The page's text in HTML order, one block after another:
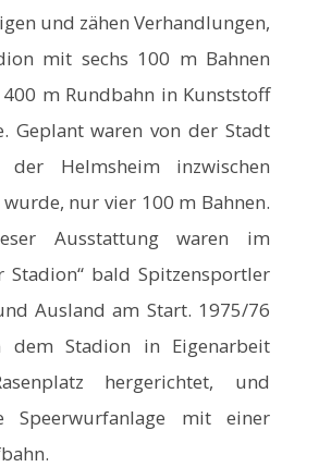
und zähen Verhandlungen,
mit sechs 100 m Bahnen
m Rundbahn in Kunststoff
Geplant waren von der Stadt
der Helmsheim inzwischen
nur vier 100 m Bahnen.
Ausstattung waren im
Stadion“ bald Spitzensportler
Ausland am Start. 1975/76
dem Stadion in Eigenarbeit
hergerichtet, und
Speerwurfanlage mit einer